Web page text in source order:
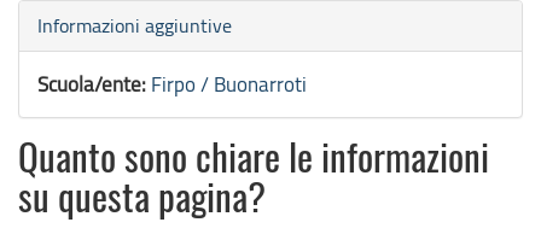
Nascondi
Informazioni aggiuntive
Scuola/ente: Firpo / Buonarroti
Quanto sono chiare le informazioni
su questa pagina?